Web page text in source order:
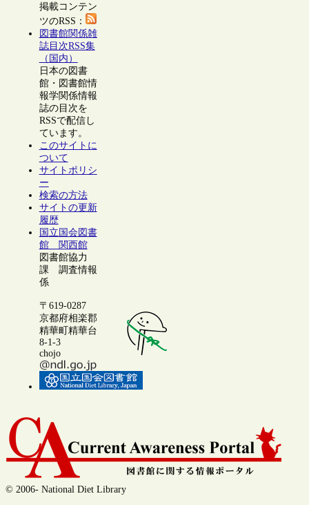
掲載コンテン
ツのRSS：
図書館関係雑
誌目次RSS集
（国内）
日本の図書
館・図書館情
報学関係情報
誌の目次を
RSSで配信し
ています。
このサイトに
ついて
サイトポリシ
ー
検索の方法
サイトの更新
履歴
国立国会図書
館 関西館
図書館協力
課 調査情報
係
〒619-0287
京都府相楽郡
精華町精華台
8-1-3
chojo
© 2006- National Diet Library